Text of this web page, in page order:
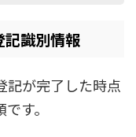
記識別情報
記が完了した時点
す。